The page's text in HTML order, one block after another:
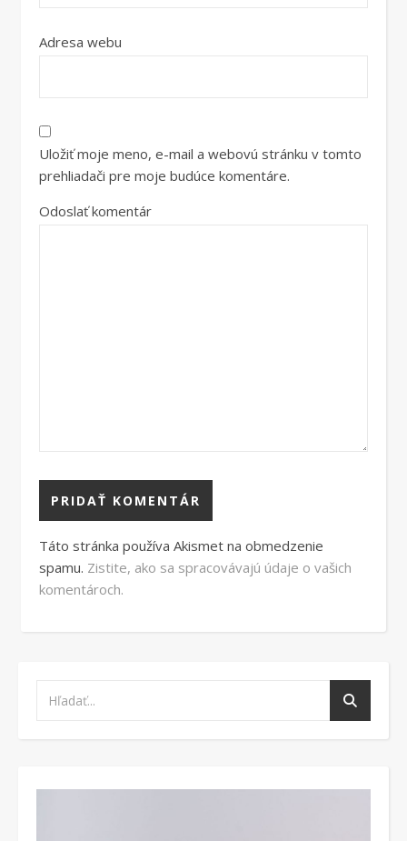
Adresa webu
Uložiť moje meno, e-mail a webovú stránku v tomto
prehliadači pre moje budúce komentáre.
Odoslať komentár
Táto stránka používa Akismet na obmedzenie
spamu. Zistite, ako sa spracovávajú údaje o vašich
komentároch.